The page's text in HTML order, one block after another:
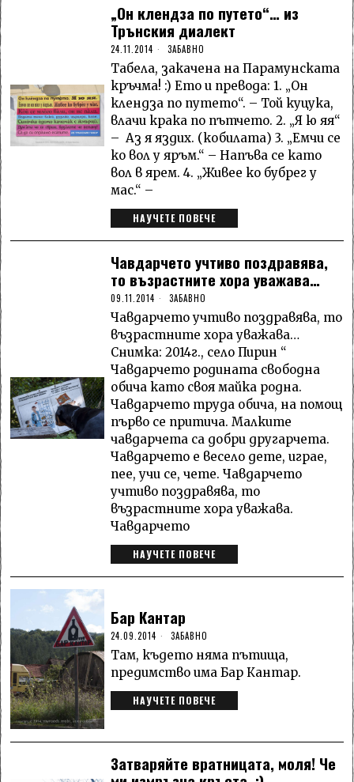
„Он клендза по путето“… из
Трънския диалект
24.11.2014 ЗАБАВНО
Табела, закачена на Парамунската
кръчма! :) Ето и превода: 1. „Он
клендза по путето“. – Той куцука,
влачи крака по пътчето. 2. „Я ю яя“
– Аз я яздих. (кобилата) 3. „Емчи се
ко вол у яръм.“ – Напъва се като
вол в ярем. 4. „Живее ко бубрег у
мас.“ –
НАУЧЕТЕ ПОВЕЧЕ
Чавдарчето учтиво поздравява,
то възрастните хора уважава…
09.11.2014 ЗАБАВНО
Чавдарчето учтиво поздравява, то
възрастните хора уважава…
Снимка: 2014г., село Пирин “
Чавдарчето родината свободна
обича като своя майка родна.
Чавдарчето труда обича, на помощ
първо се притича. Малките
чавдарчета са добри другарчета.
Чавдарчето е весело дете, играе,
пее, учи се, чете. Чавдарчето
учтиво поздравява, то
възрастните хора уважава.
Чавдарчето
НАУЧЕТЕ ПОВЕЧЕ
Бар Кантар
24.09.2014 ЗАБАВНО
Там, където няма пътища,
предимство има Бар Кантар.
НАУЧЕТЕ ПОВЕЧЕ
Затваряйте вратницата, моля! Че